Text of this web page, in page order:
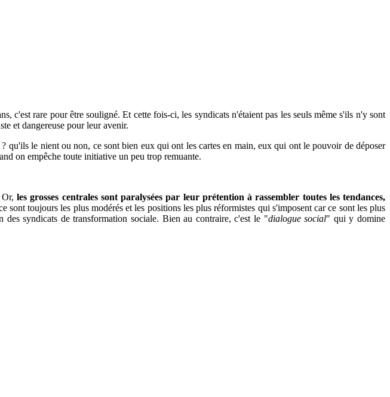
c'est rare pour être souligné. Et cette fois-ci, les syndicats n'étaient pas les seuls même s'ils n'y sont
et dangereuse pour leur avenir.
le nient ou non, ce sont bien eux qui ont les cartes en main, eux qui ont le pouvoir de déposer
on empêche toute initiative un peu trop remuante.
les grosses centrales sont paralysées par leur prétention à rassembler toutes les tendances,
sont toujours les plus modérés et les positions les plus réformistes qui s'imposent car ce sont les plus
syndicats de transformation sociale. Bien au contraire, c'est le "dialogue social" qui y domine